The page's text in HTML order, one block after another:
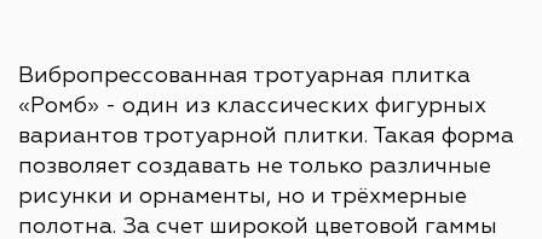
Вибропрессованная тротуарная плитка
«Ромб» - один из классических фигурных
вариантов тротуарной плитки. Такая форма
позволяет создавать не только различные
рисунки и орнаменты, но и трёхмерные
полотна. За счет широкой цветовой гаммы